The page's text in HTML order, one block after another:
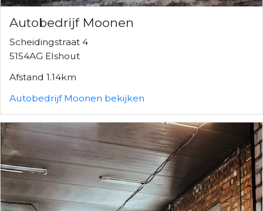
Autobedrijf Moonen
Scheidingstraat 4
5154AG Elshout
Afstand 1.14km
Autobedrijf Moonen bekijken